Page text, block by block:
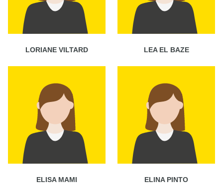
LORIANE VILTARD LEA EL BAZE
ELISA MAMI ELINA PINTO